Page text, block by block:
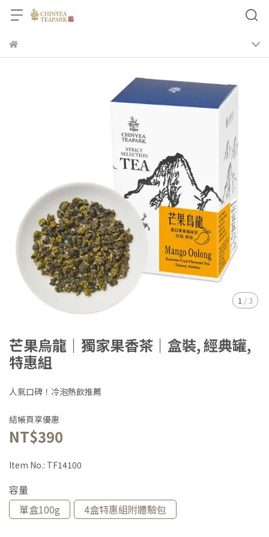
1 /3
芒果烏龍｜獨家果香茶｜盒裝, 經典罐,
特惠組
人氣口碑！冷泡熱飲推薦
結帳頁享優惠
NT$390
Item No.: TF14100
容量
單盒100g
4盒特惠組附體驗包